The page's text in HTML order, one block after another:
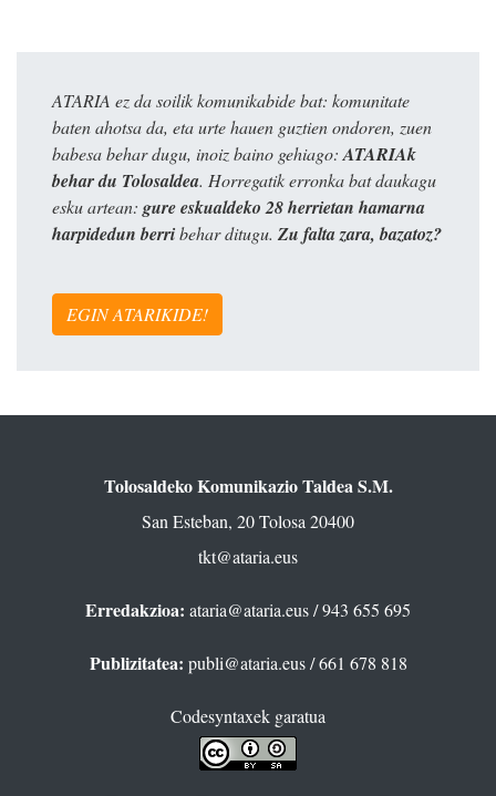
ATARIA ez da soilik komunikabide bat: komunitate
baten ahotsa da, eta urte hauen guztien ondoren, zuen
babesa behar dugu, inoiz baino gehiago: ATARIAk
behar du Tolosaldea. Horregatik erronka bat daukagu
esku artean: gure eskualdeko 28 herrietan hamarna
harpidedun berribehar ditugu. Zu falta zara, bazatoz?
EGIN ATARIKIDE!
Tolosaldeko Komunikazio Taldea S.M.
San Esteban, 20 Tolosa 20400
tkt@ataria.eus
Erredakzioa: ataria@ataria.eus/ 943 655 695
Publizitatea: publi@ataria.eus/ 661 678 818
Codesyntaxek garatua